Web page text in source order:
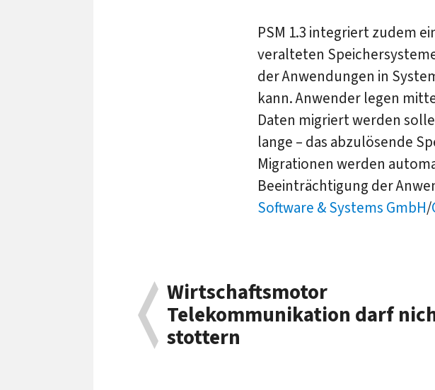
PSM 1.3 integriert zudem
veralteten
der Anwendungen in
kann. Anwender legen
Daten migriert werden
lange – das abzulösende
Migrationen werden
Beeinträchtigung der
Software & Systems GmbH/
Wirtschaftsmotor
Telekommunikation darf
stottern